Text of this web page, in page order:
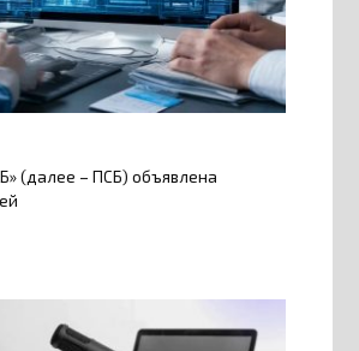
(далее – ПСБ) объявлена